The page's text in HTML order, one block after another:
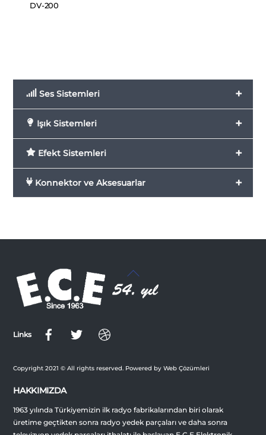
DV-200
+
Ses Sistemleri
+
Işık Sistemleri
+
Efekt Sistemleri
+
Konnektor ve Aksesuarlar
Back
Top
Links
Copyright 2021 © All rights reserved. Powered by Web Çözümleri
HAKKIMIZDA
1963 yılında Türkiyemizin ilk radyo fabrikalarından biri olarak
üretime geçtikten sonra radyo yedek parçaları ve daha sonra